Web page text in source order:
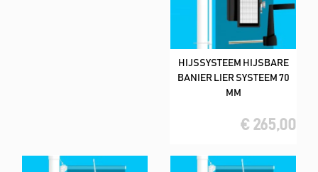
HIJSSYSTEEM HIJSBARE
BANIER LIER SYSTEEM 70
MM
€ 265,00